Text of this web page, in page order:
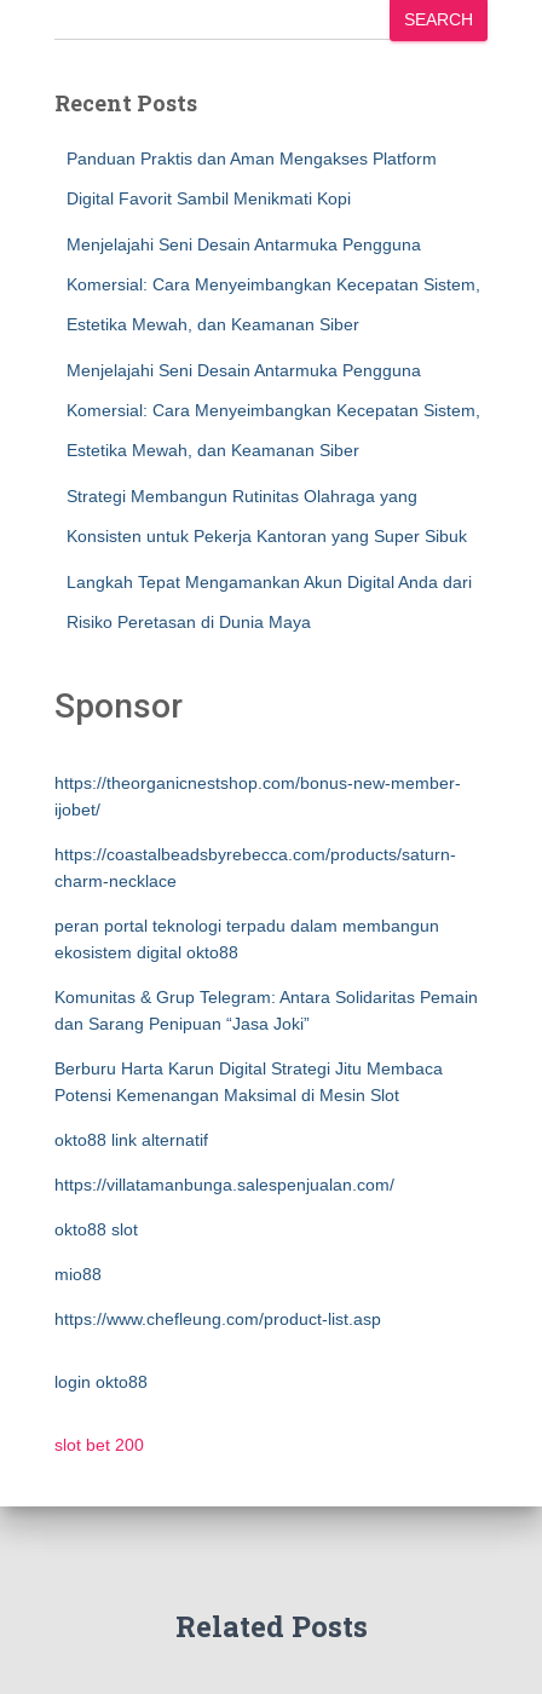
SEARCH
Recent Posts
Panduan Praktis dan Aman Mengakses Platform
Digital Favorit Sambil Menikmati Kopi
Menjelajahi Seni Desain Antarmuka Pengguna
Komersial: Cara Menyeimbangkan Kecepatan Sistem,
Estetika Mewah, dan Keamanan Siber
Menjelajahi Seni Desain Antarmuka Pengguna
Komersial: Cara Menyeimbangkan Kecepatan Sistem,
Estetika Mewah, dan Keamanan Siber
Strategi Membangun Rutinitas Olahraga yang
Konsisten untuk Pekerja Kantoran yang Super Sibuk
Langkah Tepat Mengamankan Akun Digital Anda dari
Risiko Peretasan di Dunia Maya
Sponsor
https://theorganicnestshop.com/bonus-new-member-
ijobet/
https://coastalbeadsbyrebecca.com/products/saturn-
charm-necklace
peran portal teknologi terpadu dalam membangun
ekosistem digital okto88
Komunitas & Grup Telegram: Antara Solidaritas Pemain
dan Sarang Penipuan “Jasa Joki”
Berburu Harta Karun Digital Strategi Jitu Membaca
Potensi Kemenangan Maksimal di Mesin Slot
okto88 link alternatif
https://villatamanbunga.salespenjualan.com/
okto88 slot
mio88
https://www.chefleung.com/product-list.asp
login okto88
slot bet 200
Related Posts